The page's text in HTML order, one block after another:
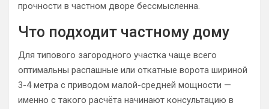
прочности в частном дворе бессмысленна.
Что подходит частному дому
Для типового загородного участка чаще всего
оптимальны распашные или откатные ворота шириной
3-4 метра с приводом малой-средней мощности —
именно с такого расчёта начинают консультацию в